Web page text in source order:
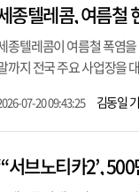
종텔레콤, 여름철
종텔레콤이 여름철 폭염
까지 전국 주요 사업장을
07-20 09:43:25 김동일
서브노티카2’,